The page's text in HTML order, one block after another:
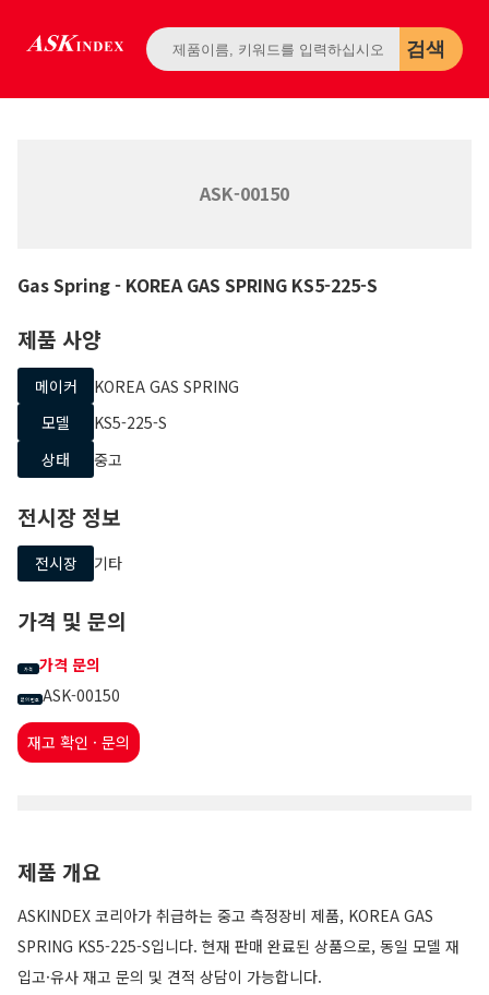
검색
ASK-00150
Gas Spring- KOREA GAS SPRING KS5-225-S
제품 사양
메이커
KOREA GAS SPRING
모델
KS5-225-S
상태
중고
전시장 정보
전시장 기타
가격 및 문의
가격 가격 문의
문의 번호 ASK-00150
재고 확인 · 문의
제품 개요
ASKINDEX 코리아가 취급하는 중고 측정장비 제품, KOREA GAS
SPRING KS5-225-S입니다. 현재 판매 완료된 상품으로, 동일 모델 재
입고·유사 재고 문의 및 견적 상담이 가능합니다.